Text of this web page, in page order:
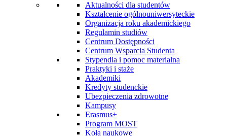
Aktualności dla studentów
Kształcenie ogólnouniwersyteckie
Organizacja roku akademickiego
Regulamin studiów
Centrum Dostępności
Centrum Wsparcia Studenta
Stypendia i pomoc materialna
Praktyki i staże
Akademiki
Kredyty studenckie
Ubezpieczenia zdrowotne
Kampusy
Erasmus+
Program MOST
Koła naukowe